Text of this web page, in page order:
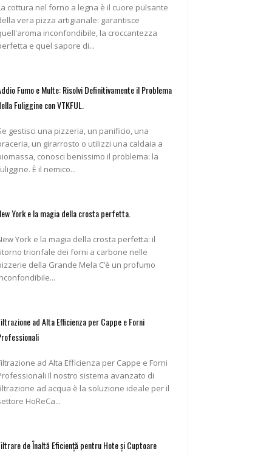
cottura nel forno a legna è il cuore pulsante
vera pizza artigianale: garantisce
inconfondibile, la croccantezza
e quel sapore di...
Fumo e Multe: Risolvi Definitivamente il Problema
Fuliggine con VTKFUL.
gestisci una pizzeria, un panificio, una
un girarrosto o utilizzi una caldaia a
conosci benissimo il problema: la
fuliggine. È il nemico...
York e la magia della crosta perfetta.
York e la magia della crosta perfetta: il
trionfale dei forni a carbone nelle
della Grande Mela C’è un profumo
ad Alta Efficienza per Cappe e Forni
ad Alta Efficienza per Cappe e Forni
Il nostro sistema avanzato di
ad acqua è la soluzione ideale per il
HoReCa...
de Înaltă Eficiență pentru Hote și Cuptoare